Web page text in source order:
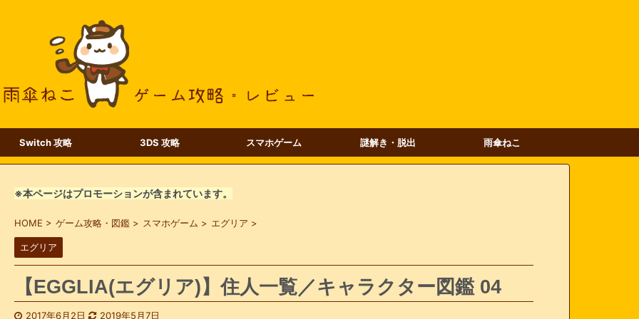
Switch 攻略 3DS 攻略 スマホゲーム 謎解き・脱出 雨傘ねこ
※本ページはプロモーションが含まれています。
HOME > ゲーム攻略・図鑑 > スマホゲーム > エグリア >
エグリア
【EGGLIA(エグリア)】住人一覧／キャラクター図鑑 04
2017年6月2日 2019年5月7日